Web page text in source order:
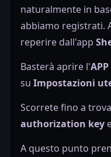
naturalmente in
abbiamo registrati.
reperire dall'app
Basterà aprire l'
su Impostazioni
Scorrete fino a
authorization key
A questo punto